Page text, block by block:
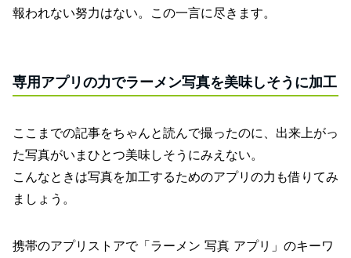
報われない努力はない。この一言に尽きます。
専用アプリの力でラーメン写真を美味しそうに加工
ここまでの記事をちゃんと読んで撮ったのに、出来上がっ
た写真がいまひとつ美味しそうにみえない。
こんなときは写真を加工するためのアプリの力も借りてみ
ましょう。
携帯のアプリストアで「ラーメン 写真 アプリ」のキーワ